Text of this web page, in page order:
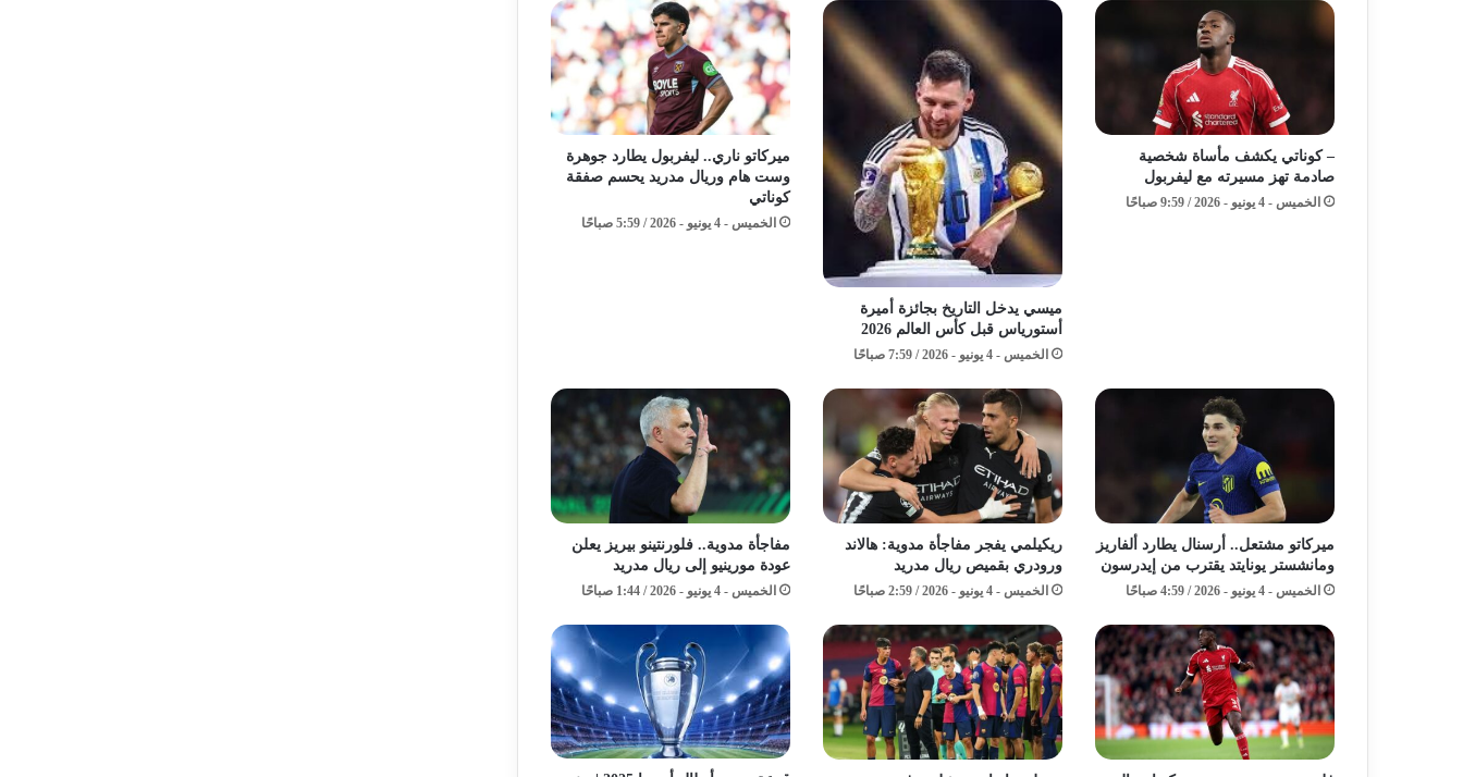
– كوناتي يكشف مأساة شخصية
صادمة تهز مسيرته مع ليفربول
الخميس - 4 يونيو - 2026 / 9:59 صباحًا
ميسي يدخل التاريخ بجائزة أميرة
أستورياس قبل كأس العالم 2026
الخميس - 4 يونيو - 2026 / 7:59 صباحًا
ميركاتو ناري.. ليفربول يطارد جوهرة
وست هام وريال مدريد يحسم صفقة
كوناتي
الخميس - 4 يونيو - 2026 / 5:59 صباحًا
ميركاتو مشتعل.. أرسنال يطارد ألفاريز
ومانشستر يونايتد يقترب من إيدرسون
الخميس - 4 يونيو - 2026 / 4:59 صباحًا
ريكيلمي يفجر مفاجأة مدوية: هالاند
ورودري بقميص ريال مدريد
الخميس - 4 يونيو - 2026 / 2:59 صباحًا
مفاجأة مدوية.. فلورنتينو بيريز يعلن
عودة مورينيو إلى ريال مدريد
الخميس - 4 يونيو - 2026 / 1:44 صباحًا